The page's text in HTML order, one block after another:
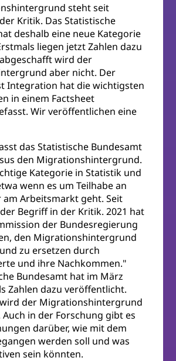
steht seit
Kritik. Das Statistische
deshalb eine neue Kategorie
liegen jetzt Zahlen dazu
wird der
aber nicht. Der
Integration hat die wichtigsten
in einem Factsheet
Wir veröffentlichen eine
das Statistische Bundesamt
den Migrationshintergrund.
Kategorie in Statistik und
wenn es um Teilhabe an
am Arbeitsmarkt geht. Seit
Begriff in der Kritik. 2021 hat
der Bundesregierung
den Migrationshintergrund
zu ersetzen durch
und ihre Nachkommen."
Bundesamt hat im März
Zahlen dazu veröffentlicht.
der Migrationshintergrund
in der Forschung gibt es
darüber, wie mit dem
werden soll und was
sein könnten.